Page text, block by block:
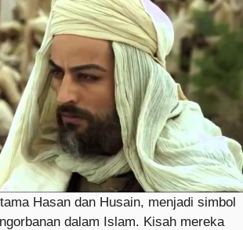
Hasan dan Husain, menjadi simbol
dalam Islam. Kisah mereka